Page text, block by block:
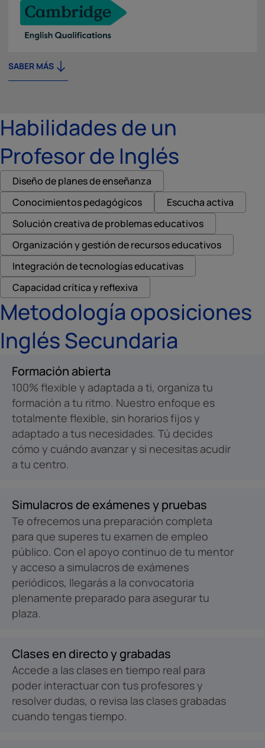
SABER MÁS
Habilidades de un
Profesor de Inglés
Diseño de planes de enseñanza
Conocimientos pedagógicos
Escucha activa
Solución creativa de problemas educativos
Organización y gestión de recursos educativos
Integración de tecnologías educativas
Capacidad crítica y reflexiva
Metodología oposiciones
Inglés Secundaria
Formación abierta
100% flexible y adaptada a ti, organiza tu
formación a tu ritmo. Nuestro enfoque es
totalmente flexible, sin horarios fijos y
adaptado a tus necesidades. Tú decides
cómo y cuándo avanzar y si necesitas acudir
a tu centro.
Simulacros de exámenes y pruebas
Te ofrecemos una preparación completa
para que superes tu examen de empleo
público. Con el apoyo continuo de tu mentor
y acceso a simulacros de exámenes
periódicos, llegarás a la convocatoria
plenamente preparado para asegurar tu
plaza.
Clases en directo y grabadas
Accede a las clases en tiempo real para
poder interactuar con tus profesores y
resolver dudas, o revisa las clases grabadas
cuando tengas tiempo.